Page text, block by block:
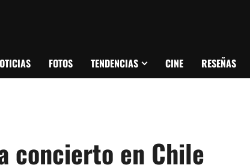
FOTOS TENDENCIAS CINE RESEÑAS
concierto en Chile